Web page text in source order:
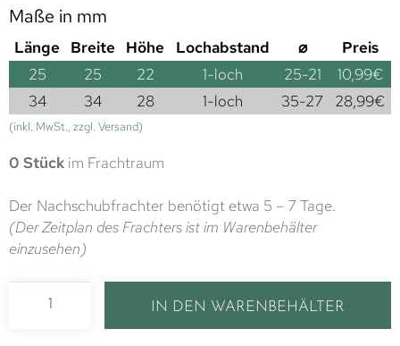
Maße in mm
Länge Breite Höhe Lochabstand ⌀
Preis
25
25 22 1-loch 25-21 10,99€
34
34 28 1-loch 35-27 28,99€
(inkl. MwSt., zzgl. Versand)
0 Stück im Frachtraum
Der Nachschubfrachter benötigt etwa 5 – 7 Tage.
(Der Zeitplan des Frachters ist im Warenbehälter
einzusehen)
IN DEN WARENBEHÄLTER